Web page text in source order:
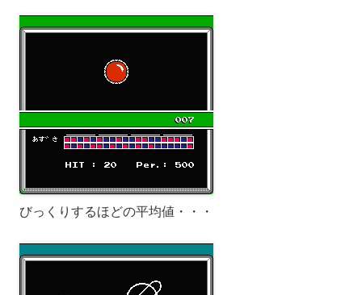
びっくりするほどの平均値・・・